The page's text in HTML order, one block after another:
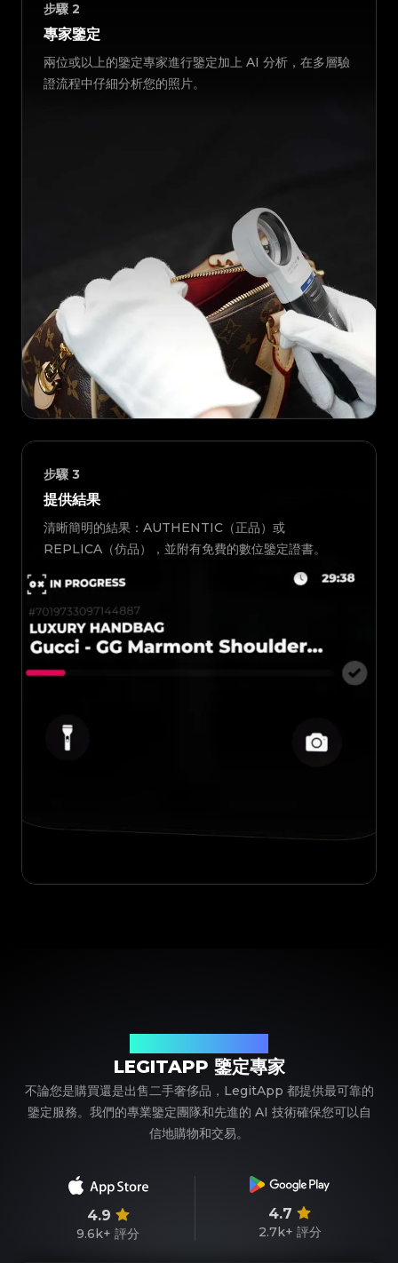
步驟 2
專家鑒定
兩位或以上的鑒定專家進行鑒定加上 AI 分析，在多層驗
證流程中仔細分析您的照片。
步驟 3
提供結果
清晰簡明的結果：AUTHENTIC（正品）或
REPLICA（仿品），並附有免費的數位鑒定證書。
LEGITAPP 鑒定專家
不論您是購買還是出售二手奢侈品，LegitApp 都提供最可靠的
鑒定服務。我們的專業鑒定團隊和先進的 AI 技術確保您可以自
信地購物和交易。
4.9
9.6k+ 評分
4.7
2.7k+ 評分